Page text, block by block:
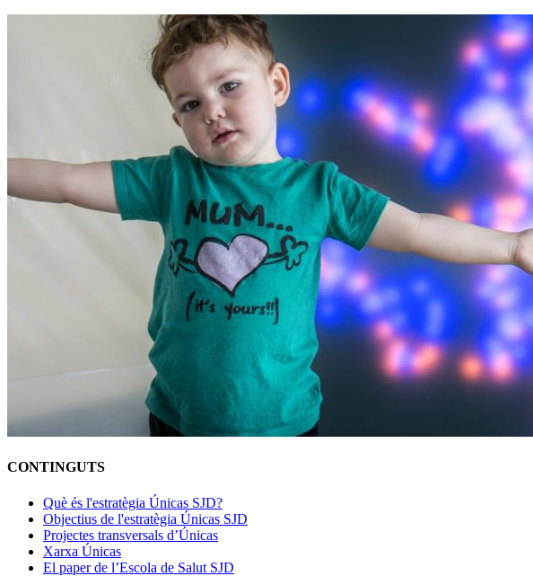
CONTINGUTS
Què és l'estratègia Únicas SJD?
Objectius de l'estratègia Únicas SJD
Projectes transversals d’Únicas
Xarxa Únicas
El paper de l’Escola de Salut SJD